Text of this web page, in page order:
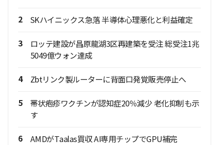
2 SKハイニックス急落 半導体心理悪化と利益確定
3
ロッテ建設が昌原龍湖3区再建築を受注 総受注1兆
5049億ウォン達成
4 Zbtリンク製ルーターに背面口発覚販売停止へ
5
帯状疱疹ワクチンが認知症20％減少 老化抑制も示
す
6 AMDがTaalas買収 AI専用チップでGPU補完